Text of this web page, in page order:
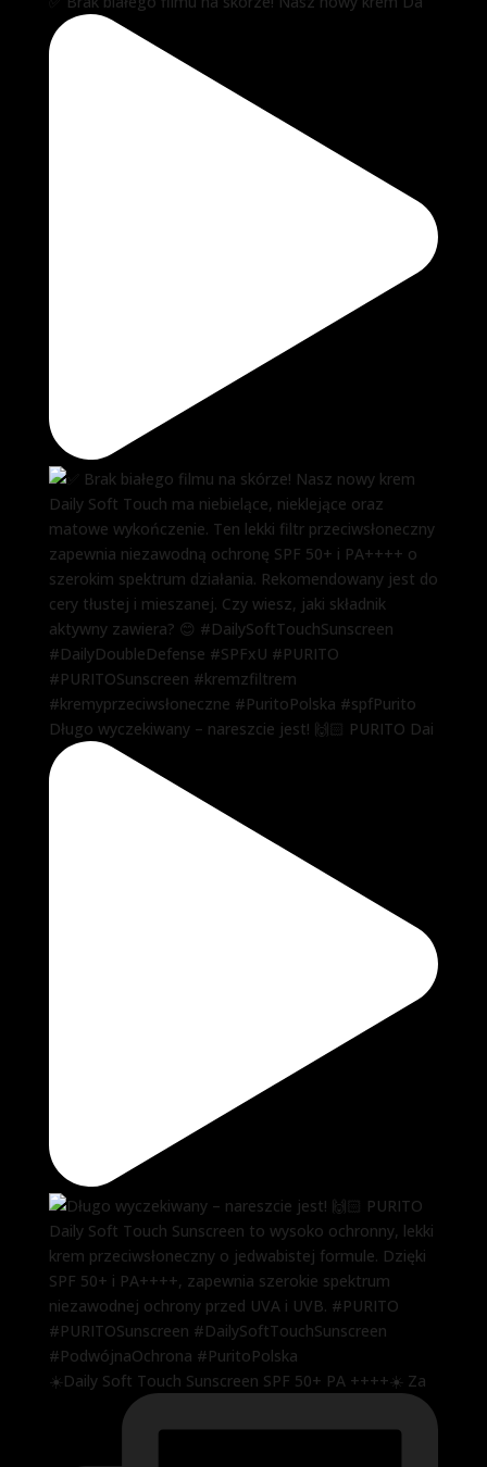
Długo wyczekiwany – nareszcie jest! 🙌🏻 PURITO Dai
☀️Daily Soft Touch Sunscreen SPF 50+ PA ++++☀️ Za